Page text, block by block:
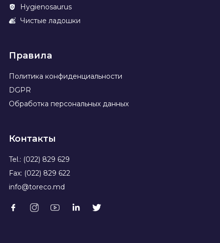
Hygienosaurus
Чистые ладошки
Правила
Политика конфиденциальности
DGPR
Обработка персональных данных
Контакты
Tel.: (022) 829 629
Fax: (022) 829 622
info@toreco.md